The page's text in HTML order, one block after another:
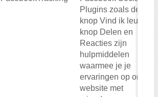
Plugins zoals de
knop Vind ik leuk, de
knop Delen en
Reacties zijn
hulpmiddelen
waarmee je je
ervaringen op onze
website met